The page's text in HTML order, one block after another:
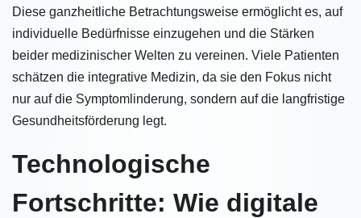
Diese ganzheitliche Betrachtungsweise ermöglicht es, auf
individuelle Bedürfnisse einzugehen und die Stärken
beider medizinischer Welten zu vereinen. Viele Patienten
schätzen die integrative Medizin, da sie den Fokus nicht
nur auf die Symptomlinderung, sondern auf die langfristige
Gesundheitsförderung legt.
Technologische
Fortschritte: Wie digitale